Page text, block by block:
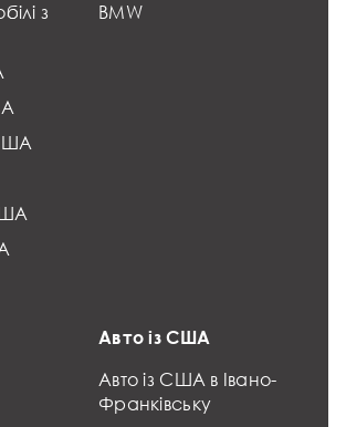
з
BMW
Авто із США
Авто із США в Івано-
Франківську